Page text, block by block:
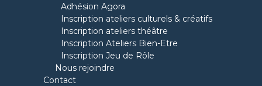
Adhésion Agora
Inscription ateliers culturels & créatifs
Inscription ateliers théâtre
Inscription Ateliers Bien-Etre
Inscription Jeu de Rôle
Nous rejoindre
Contact